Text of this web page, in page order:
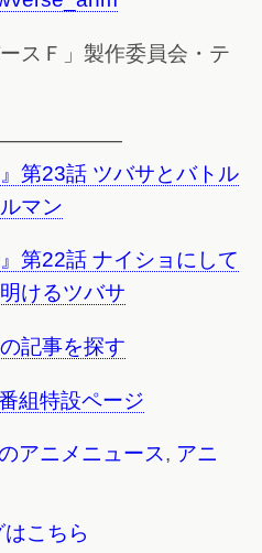
スＦ」製作委員会・テ
メ ——————
第23話 ツバサとバトル
マン
第22話 ナイショにして
けるツバサ
記事を探す
組特設ページ
アニメニュース, アニ
こちら